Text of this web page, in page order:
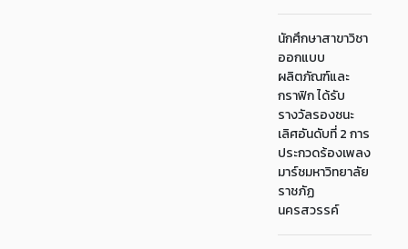
นักศึกษาสาขาวิชา
ออกแบบ
ผลิตภัณฑ์และ
กราฟิก ได้รับ
รางวัลรองชนะ
เลิศอันดับที่ 2 การ
ประกวดร้องเพลง
มาร์ชมหาวิทยาลัย
ราชภัฏ
นครสวรรค์